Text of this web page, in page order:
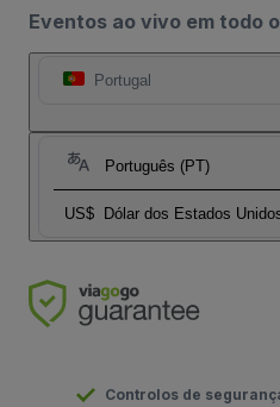
Eventos ao vivo em todo
Portugal
Português (PT)
US$ Dólar dos Estados
Controlos de